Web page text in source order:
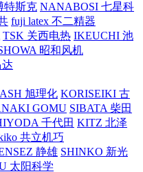
特斯克 NANABOSI 七星科
fuji latex 不二精器
TSK 关西电热 IKEUCHI 池
昭和风机
ASH 旭理化 KORISEIKI 古
GOMU SIBATA 柴田
千代田 KITZ 北泽
共立机巧
静雄 SHINKO 新光
太阳科学